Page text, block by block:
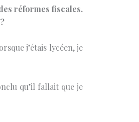
réformes fiscales.
j’étais lycéen, je
qu’il fallait que je